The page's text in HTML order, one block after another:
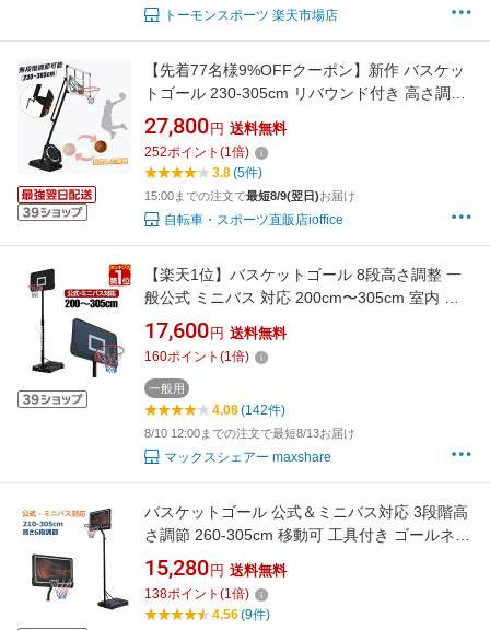
トーモンスポーツ 楽天市場店
【先着77名様9%OFFクーポン】新作 バスケッ
トゴール 230-305cm リバウンド付き 高さ調節
公式ミニバス対応 移動可 工具付き ゴールネッ
ト バックボード リング ミニバス 屋外 室内 家
庭用 ダンク 可 子供 体育館 屋外用 7号 7 号 室
内5号 5号 270cm
27,800 円 送料無料
252ポイント (1倍)
3.8(5件)
15:00までの注文で最短8/9(翌日)お届け
自転車・スポーツ直販店ioffice
【楽天1位】バスケットゴール 8段高さ調整 一
般公式 ミニバス 対応 200cm〜305cm 室内 屋
外 家庭用 移動式 練習用 公式サイズ リング
45cm バスケットボール ミニバスケット バスケ
ゴール 5号 6号 7号 高さ8段階調節タイプ
FIELDOOR 1年保証 ★[送料無料]
17,600 円 送料無料
160ポイント (1倍)
一般用
4.08(142件)
8/10 12:00までの注文で最短8/13お届け
マックスシェアー maxshare
バスケットゴール 公式＆ミニバス対応 3段階高
さ調節 260-305cm 移動可 工具付き ゴールネッ
ト バックボード リング ミニバス 一般用 屋外用
1年保証付き
15,280 円 送料無料
138ポイント (1倍)
4.56(9件)